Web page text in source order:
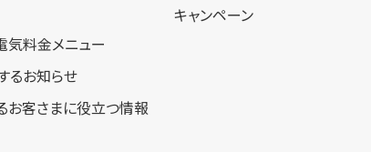
気料金メニュー
るお知らせ
お客さまに役立つ情報
キャンペーン